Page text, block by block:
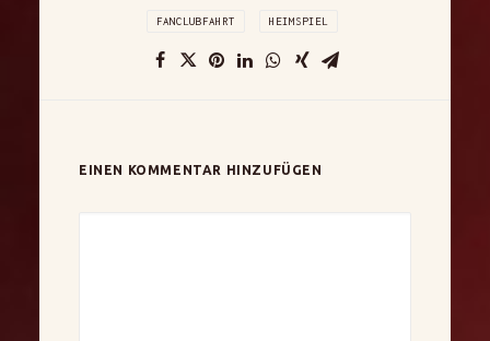
FANCLUBFAHRT HEIMSPIEL
EINEN KOMMENTAR HINZUFÜGEN